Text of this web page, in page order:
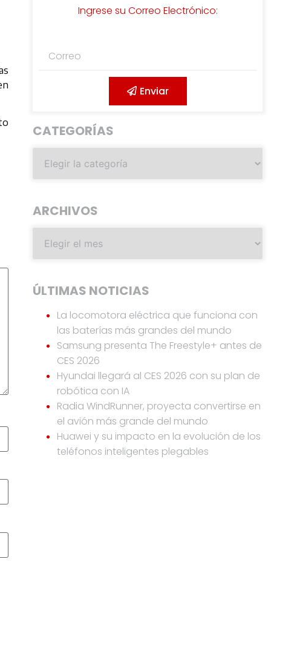
Ingrese su Correo Electrónico:
Enviar
CATEGORÍAS
ARCHIVOS
ÚLTIMAS NOTICIAS
La locomotora eléctrica que funciona con
las baterías más grandes del mundo
Samsung presenta The Freestyle+ antes de
CES 2026
Hyundai llegará al CES 2026 con su plan de
robótica con IA
Radia WindRunner, proyecta convertirse en
el avión más grande del mundo
Huawei y su impacto en la evolución de los
teléfonos inteligentes plegables